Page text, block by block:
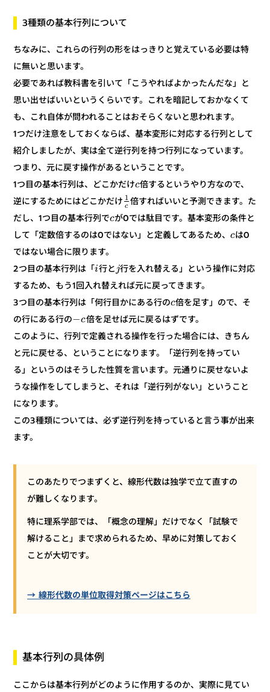
3種類の基本行列について
ちなみに、これらの行列の形をはっきりと覚えている必要は特
に無いと思います。
必要であれば教科書を引いて「こうやればよかったんだな」と
思い出せばいいというくらいです。これを暗記しておかなくて
も、これ自体が問われることはおそらくないと思われます。
1つだけ注意をしておくならば、基本変形に対応する行列として
紹介しましたが、実は全て逆行列を持つ行列になっています。
つまり、元に戻す操作があるということです。
1つ目の基本行列は、どこかだけc倍するというやり方なので、
逆にするためにはどこかだけ 1
c 倍すればいいと予測できます。た
だし、1つ目の基本行列でcが0では駄目です。基本変形の条件と
して「定数倍するのは0ではない」と定義してあるため、cは0
ではない場合に限ります。
2つ目の基本行列は「i行と j行を入れ替える」という操作に対応
するため、もう1回入れ替えれば元に戻ってきます。
3つ目の基本行列は「何行目かにある行のc倍を足す」ので、そ
の行にある行の−c倍を足せば元に戻るはずです。
このように、行列で定義される操作を行った場合には、きちん
と元に戻せる、ということになります。「逆行列を持ってい
る」というのはそうした性質を言います。元通りに戻せないよ
うな操作をしてしまうと、それは「逆行列がない」ということ
になります。
この3種類については、必ず逆行列を持っていると言う事が出来
ます。
このあたりでつまずくと、線形代数は独学で立て直すの
が難しくなります。
特に理系学部では、「概念の理解」だけでなく「試験で
解けること」まで求められるため、早めに対策しておく
ことが大切です。
→ 線形代数の単位取得対策ページはこちら
基本行列の具体例
ここからは基本行列がどのように作用するのか、実際に見てい